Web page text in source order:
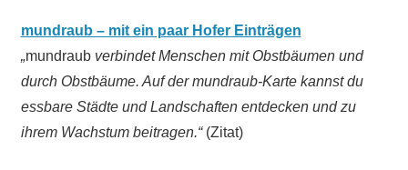
mundraub – mit ein paar Hofer Einträgen
„mundraubverbindet Menschen mit Obstbäumen und
durch Obstbäume. Auf der mundraub-Karte kannst du
essbare Städte und Landschaften entdecken und zu
ihrem Wachstum beitragen.“(Zitat)